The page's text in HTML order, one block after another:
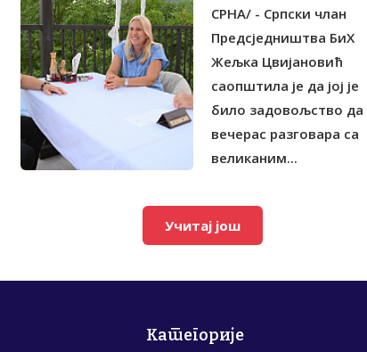
СРНА/ - Српски члан
Предсједништва БиХ
Жељка Цвијановић
саопштила је да јој је
било задовољство да
вечерас разговара са
великаним...
Учитај још
Категорије